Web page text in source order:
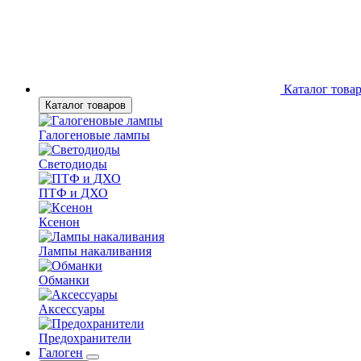
Каталог
Каталог товаров
Галогеновые лампы
Светодиоды
ПТФ и ДХО
Ксенон
Лампы накаливания
Обманки
Аксессуары
Предохранители
Галоген